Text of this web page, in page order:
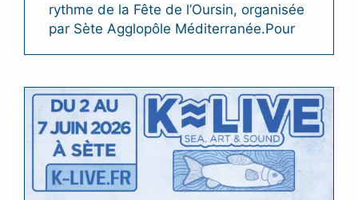
rythme de la Fête de l’Oursin, organisée
par Sète Agglopôle Méditerranée.Pour